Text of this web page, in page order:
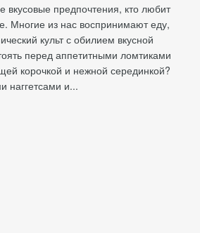
вкусовые предпочтения, кто любит
Многие из нас воспринимают еду,
культ с обилием вкусной
перед аппетитными ломтиками
корочкой и нежной серединкой?
наггетсами и...